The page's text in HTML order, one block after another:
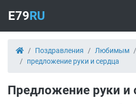
E79RU
Поздравления Любимым
предложение руки и сердца
Предложение руки и